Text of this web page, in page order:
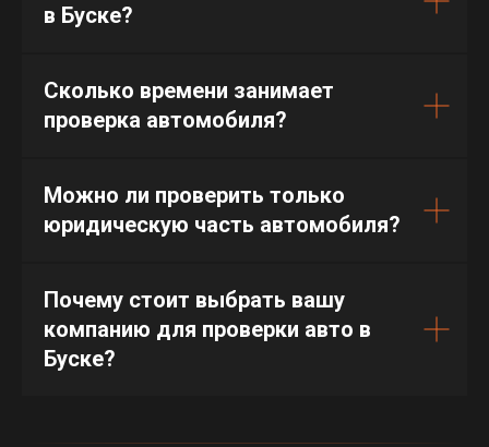
в Буске?
Сколько времени занимает
проверка автомобиля?
Можно ли проверить только
юридическую часть автомобиля?
Почему стоит выбрать вашу
компанию для проверки авто в
Буске?